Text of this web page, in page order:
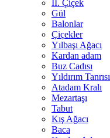
II. Çiçek
Gül
Balonlar
Çiçekler
Yılbaşı Ağacı
Kardan adam
Buz Cadısı
Yıldırım Tanrısı
Atadam Kralı
Mezartaşı
Tabut
Kış Ağacı
Baca